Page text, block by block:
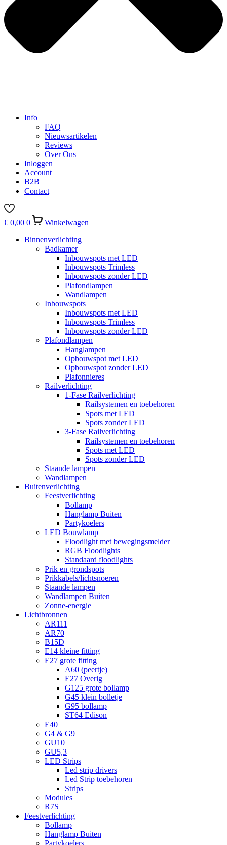
Info
FAQ
Nieuwsartikelen
Reviews
Over Ons
Inloggen
Account
B2B
Contact
€ 0,00 0
Winkelwagen
Binnenverlichting
Badkamer
Inbouwspots met LED
Inbouwspots Trimless
Inbouwspots zonder LED
Plafondlampen
Wandlampen
Inbouwspots
Inbouwspots met LED
Inbouwspots Trimless
Inbouwspots zonder LED
Plafondlampen
Hanglampen
Opbouwspot met LED
Opbouwspot zonder LED
Plafonnieres
Railverlichting
1-Fase Railverlichting
Railsystemen en toebehoren
Spots met LED
Spots zonder LED
3-Fase Railverlichting
Railsystemen en toebehoren
Spots met LED
Spots zonder LED
Staande lampen
Wandlampen
Buitenverlichting
Feestverlichting
Bollamp
Hanglamp Buiten
Partykoelers
LED Bouwlamp
Floodlight met bewegingsmelder
RGB Floodlights
Standaard floodlights
Prik en grondspots
Prikkabels/lichtsnoeren
Staande lampen
Wandlampen Buiten
Zonne-energie
Lichtbronnen
AR111
AR70
B15D
E14 kleine fitting
E27 grote fitting
A60 (peertje)
E27 Overig
G125 grote bollamp
G45 klein bolletje
G95 bollamp
ST64 Edison
E40
G4 & G9
GU10
GU5,3
LED Strips
Led strip drivers
Led Strip toebehoren
Strips
Modules
R7S
Feestverlichting
Bollamp
Hanglamp Buiten
Partykoelers